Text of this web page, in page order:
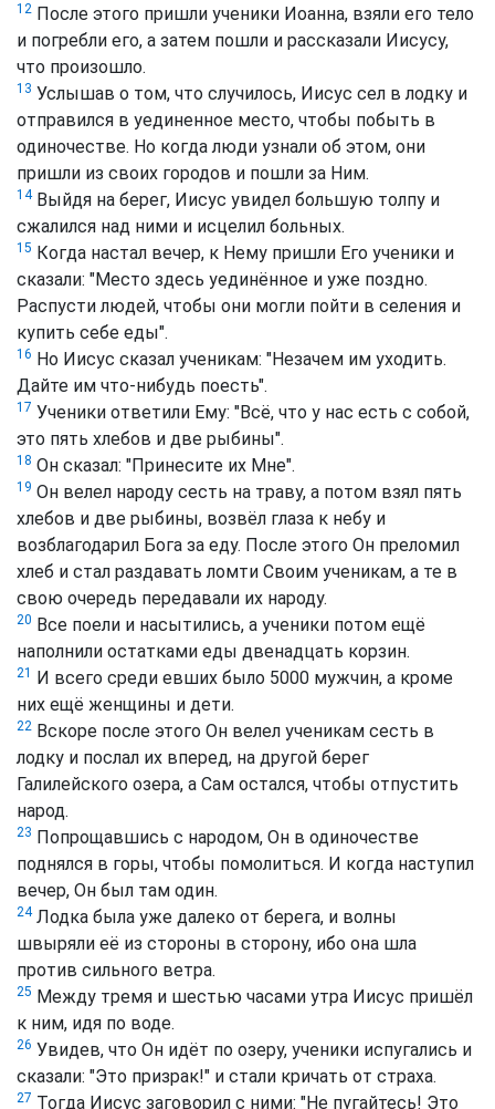
12 После этого пришли ученики Иоанна, взяли его тело
и погребли его, а затем пошли и рассказали Иисусу,
что произошло.
13 Услышав о том, что случилось, Иисус сел в лодку и
отправился в уединенное место, чтобы побыть в
одиночестве. Но когда люди узнали об этом, они
пришли из своих городов и пошли за Ним.
14Выйдя на берег, Иисус увидел большую толпу и
сжалился над ними и исцелил больных.
15 Когда настал вечер, к Нему пришли Его ученики и
сказали: "Место здесь уединённое и уже поздно.
Распусти людей, чтобы они могли пойти в селения и
купить себе еды".
16 Но Иисус сказал ученикам: "Незачем им уходить.
Дайте им что-нибудь поесть".
17 Ученики ответили Ему: "Всё, что у нас есть с собой,
это пять хлебов и две рыбины".
18 Он сказал: "Принесите их Мне".
19 Он велел народу сесть на траву, а потом взял пять
хлебов и две рыбины, возвёл глаза к небу и
возблагодарил Бога за еду. После этого Он преломил
хлеб и стал раздавать ломти Своим ученикам, а те в
свою очередь передавали их народу.
20 Все поели и насытились, а ученики потом ещё
наполнили остатками еды двенадцать корзин.
21
И всего среди евших было 5000 мужчин, а кроме
них ещё женщины и дети.
22 Вскоре после этого Он велел ученикам сесть в
лодку и послал их вперед, на другой берег
Галилейского озера, а Сам остался, чтобы отпустить
народ.
23 Попрощавшись с народом, Он в одиночестве
поднялся в горы, чтобы помолиться. И когда наступил
вечер, Он был там один.
24Лодка была уже далеко от берега, и волны
швыряли её из стороны в сторону, ибо она шла
против сильного ветра.
25 Между тремя и шестью часами утра Иисус пришёл
к ним, идя по воде.
26 Увидев, что Он идёт по озеру, ученики испугались и
сказали: "Это призрак!" и стали кричать от страха.
27 Тогда Иисус заговорил с ними: "Не пугайтесь! Это